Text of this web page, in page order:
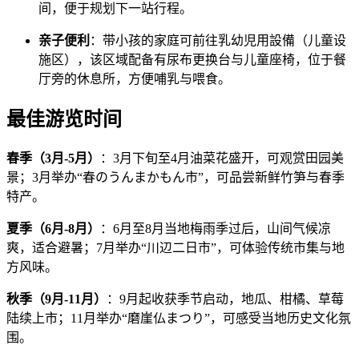
间，便于规划下一站行程。
亲子便利 ：带小孩的家庭可前往乳幼児用設備（儿童设
施区），该区域配备有尿布更换台与儿童座椅，位于餐
厅旁的休息所，方便哺乳与喂食。
最佳游览时间
春季（3月-5月）
：3月下旬至4月油菜花盛开，可观赏田园美
景；3月举办“春のうんまかもん市”，可品尝新鲜竹笋与春季
特产。
夏季（6月-8月）
：6月至8月当地梅雨季过后，山间气候凉
爽，适合避暑；7月举办“川辺二日市”，可体验传统市集与地
方风味。
秋季（9月-11月）
：9月起收获季节启动，地瓜、柑橘、草莓
陆续上市；11月举办“磨崖仏まつり”，可感受当地历史文化氛
围。